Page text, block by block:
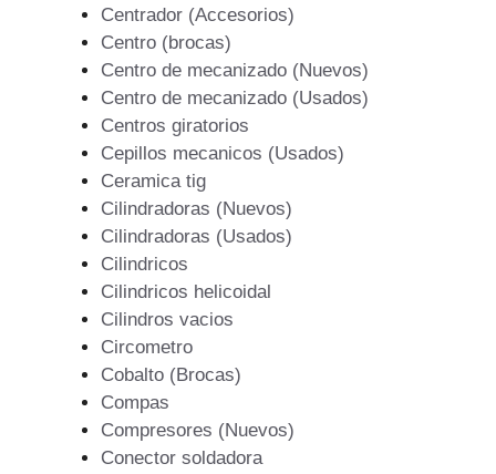
Centrador (Accesorios)
Centro (brocas)
Centro de mecanizado (Nuevos)
Centro de mecanizado (Usados)
Centros giratorios
Cepillos mecanicos (Usados)
Ceramica tig
Cilindradoras (Nuevos)
Cilindradoras (Usados)
Cilindricos
Cilindricos helicoidal
Cilindros vacios
Circometro
Cobalto (Brocas)
Compas
Compresores (Nuevos)
Conector soldadora